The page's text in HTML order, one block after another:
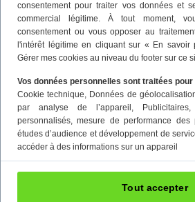
consentement pour traiter vos données et
commercial légitime. À tout moment,
consentement ou vous opposer au
l'intérêt légitime en cliquant sur « En
Gérer mes cookies au niveau du footer sur ce
Vos données personnelles sont traitées
Cookie technique, Données de
par analyse de l’appareil , Publicitaires,
personnalisés, mesure de performance
études d’audience et développement de
accéder à des informations sur un appareil
Tout accepter